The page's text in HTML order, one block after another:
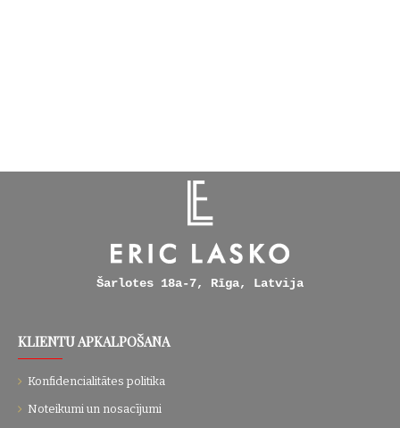
Šarlotes 18a-7, Rīga, Latvija
KLIENTU APKALPOŠANA
Konfidencialitātes politika
Noteikumi un nosacījumi